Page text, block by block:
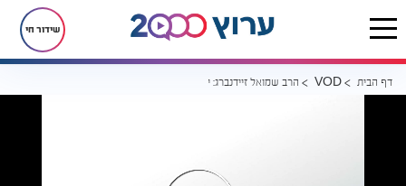
שידור חי
דף הבית VOD הרב שמואל זיידנברג: יש מצוות שאי אפשר לקיים ב-2022